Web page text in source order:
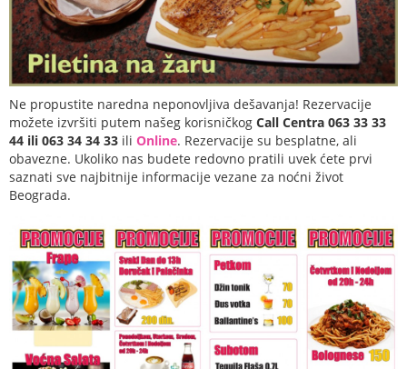
Ne propustite naredna neponovljiva dešavanja! Rezervacije
možete izvršiti putem našeg korisničkog Call Centra 063 33 33
44 ili 063 34 34 33 ili Online. Rezervacije su besplatne, ali
obavezne. Ukoliko nas budete redovno pratili uvek ćete prvi
saznati sve najbitnije informacije vezane za noćni život
Beograda.